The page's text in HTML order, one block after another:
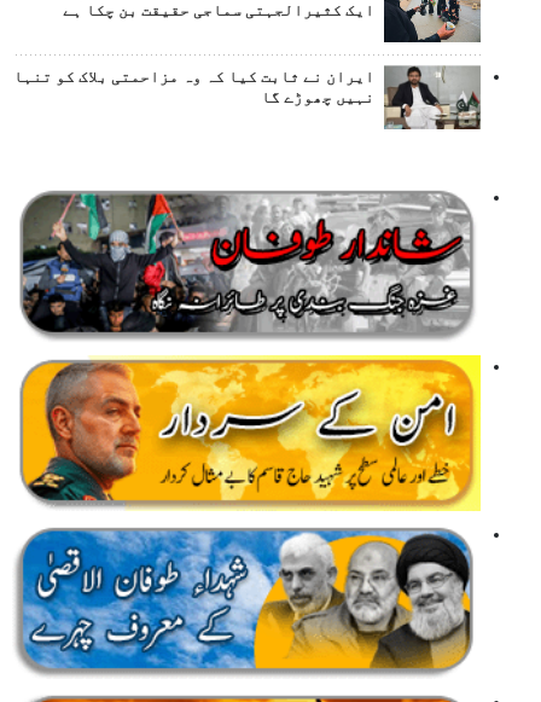
ایک کثیرالجہتی سماجی حقیقت بن چکا ہے
ایران نے ثابت کیا کہ وہ مزاحمتی بلاک کو تنہا
نہیں چھوڑے گا